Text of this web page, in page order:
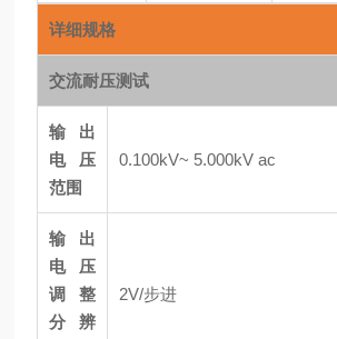
详细规格
交流耐压测试
输出
电压
范围
0.100kV~ 5.000kV ac
输出
电压
调整
分辨
2V/步进